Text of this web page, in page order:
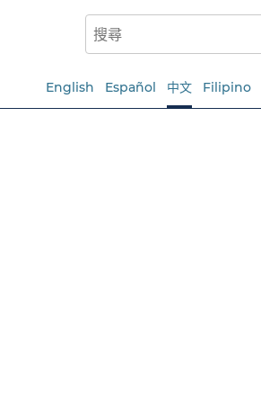
English Español 中文 Filipino